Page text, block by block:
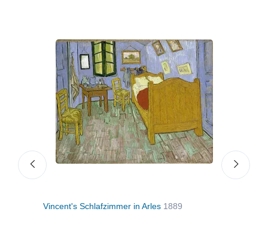
Vincent's Schlafzimmer in Arles 1889